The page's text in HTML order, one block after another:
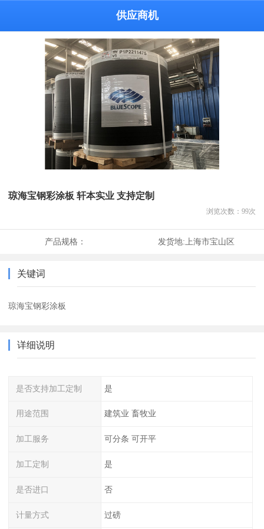
供应商机
琼海宝钢彩涂板 轩本实业 支持定制
浏览次数： 99次
产品规格： 发货地:上海市宝山区
关键词
琼海宝钢彩涂板
详细说明
是否支持加工定制 是
用途范围 建筑业 畜牧业
加工服务 可分条 可开平
加工定制 是
是否进口 否
计量方式 过磅